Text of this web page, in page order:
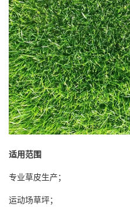
适用范围
专业草皮生产；
运动场草坪；